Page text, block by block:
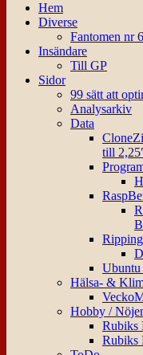
Hem
Diverse
Fantomen nr
Insändare
Till GP
Sidor
99 sätt att
Analysarkiv
Data
till
Ripping
Hälsa- &
Hobby /
Rubiks
Rubiks